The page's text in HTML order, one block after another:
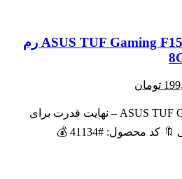
لپ‌تاپ استوک ASUS TUF Gaming F15 FX507 رم
204,000,000 تومان
تومان
199,000,000 تومان
است.
💻 لپتاپ ASUS TUF Gaming F15 FX507 – نهایت قدرت برای
محصول: #41134 💰